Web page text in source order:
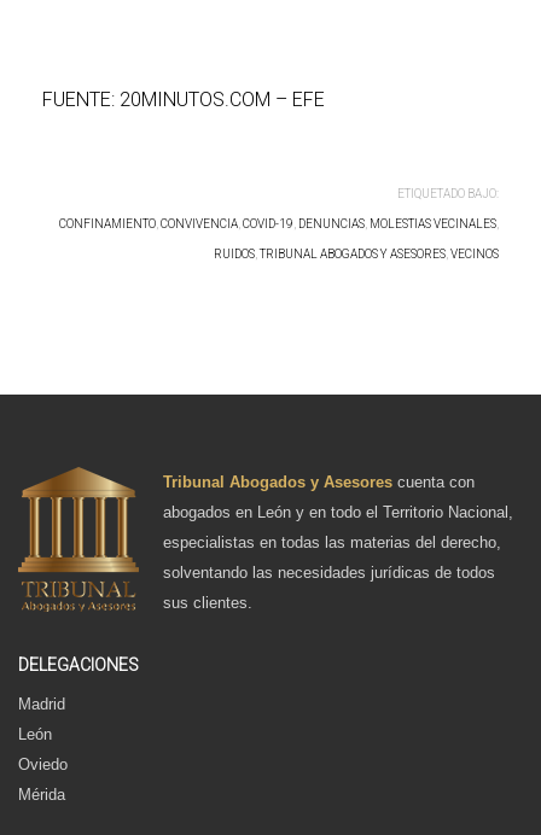
FUENTE: 20MINUTOS.COM – EFE
ETIQUETADO BAJO:
CONFINAMIENTO CONVIVENCIA COVID-19 DENUNCIAS MOLESTIAS VECINALES
RUIDOS ,TRIBUNAL ABOGADOS Y ASESORES VECINOS
Tribunal Abogados y Asesores cuenta con
abogados en León y en todo el Territorio Nacional,
especialistas en todas las materias del derecho,
solventando las necesidades jurídicas de todos
sus clientes.
DELEGACIONES
Madrid
León
Oviedo
Mérida